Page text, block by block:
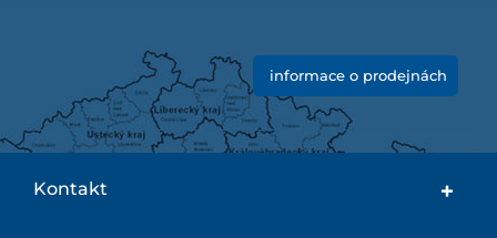
informace o prodejnách
Kontakt